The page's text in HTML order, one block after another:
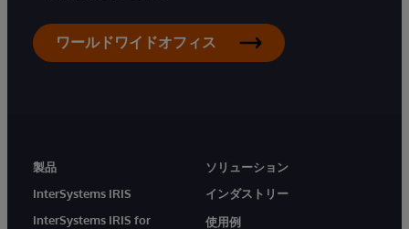
ワールドワイドオフィス
製品
InterSystems IRIS
InterSystems IRIS for
ソリューション
インダストリー
使用例